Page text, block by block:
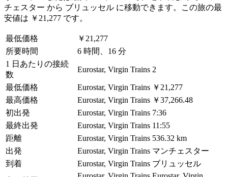
チェスター から ブリュッセル に移動できます。この旅の最
安値は ￥21,277 です。
最低価格
￥21,277
所要時間
6 時間、16 分
1 日あたりの接続
数
Eurostar, Virgin Trains 2
最低価格 Eurostar, Virgin Trains ￥21,277
最高価格
Eurostar, Virgin Trains ￥37,266.48
初出発
Eurostar, Virgin Trains 7:36
最終出発
Eurostar, Virgin Trains 11:55
距離
Eurostar, Virgin Trains 536.32 km
出発
Eurostar, Virgin Trains マンチェスター
到着
Eurostar, Virgin Trains ブリュッセル